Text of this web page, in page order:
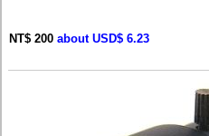
NT$ 200 about USD$ 6.23